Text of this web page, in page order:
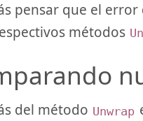
pensar que el
métodos
del método Unwrap